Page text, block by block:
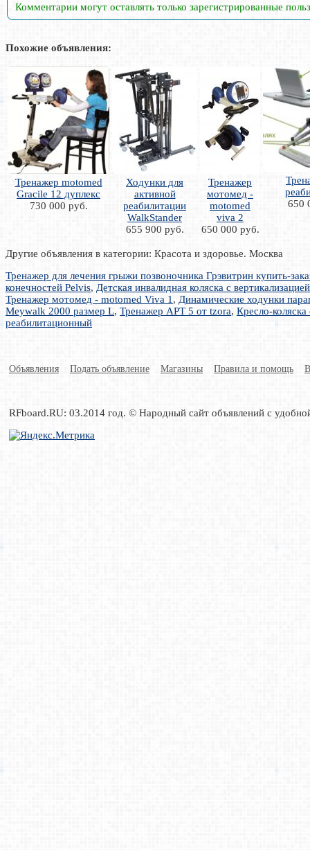
Комментарии могут оставлять только зарегистрированные
Похожие объявления:
Тренажер motomed
Gracile 12 дуплекс
730 000 руб.
Ходунки для
активной
реабилитации
WalkStander
655 900 руб.
Тренажер
мотомед -
motomed
viva 2
650 000 руб.
650
Другие объявления в категории: Красота и здоровье. Москва
Тренажер для лечения грыжи позвоночника Грэвитрин купить-
конечностей Pelvis, Детская инвалидная коляска с вертикализацией
Тренажер мотомед - motomed Viva 1 , Динамические ходунки
Meywalk 2000 размер L, Тренажер APT 5 от tzora, Кресло-коляска
реабилитационный
Объявления Подать объявление Магазины Правила и помощь
RFboard.RU: 03.2014 год. © Народный сайт объявлений с